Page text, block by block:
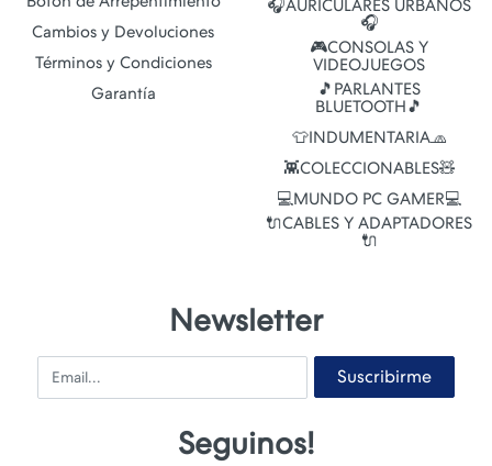
Cambios y Devoluciones
Términos y Condiciones
Garantía
🎧AURICULARES URBANOS
🎧
🎮CONSOLAS Y
VIDEOJUEGOS
🎵PARLANTES
BLUETOOTH🎵
👕INDUMENTARIA🧢
👾COLECCIONABLES🧸
💻MUNDO PC GAMER💻
🔌CABLES Y ADAPTADORES
🔌
Newsletter
Email Suscribirme
Seguinos!